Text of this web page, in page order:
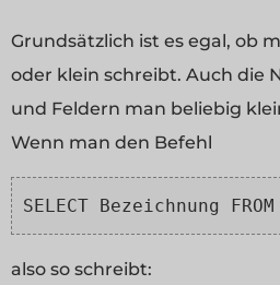
Grundsätzlich ist es egal, ob
oder klein schreibt. Auch die
und Feldern man beliebig
Wenn man den Befehl
SELECT Bezeichnung
also so schreibt: